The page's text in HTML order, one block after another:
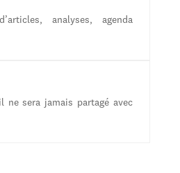
analyses, agenda
ne sera jamais partagé avec